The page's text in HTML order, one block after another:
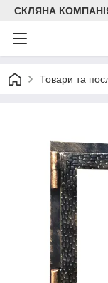
СКЛЯНА
Товари та